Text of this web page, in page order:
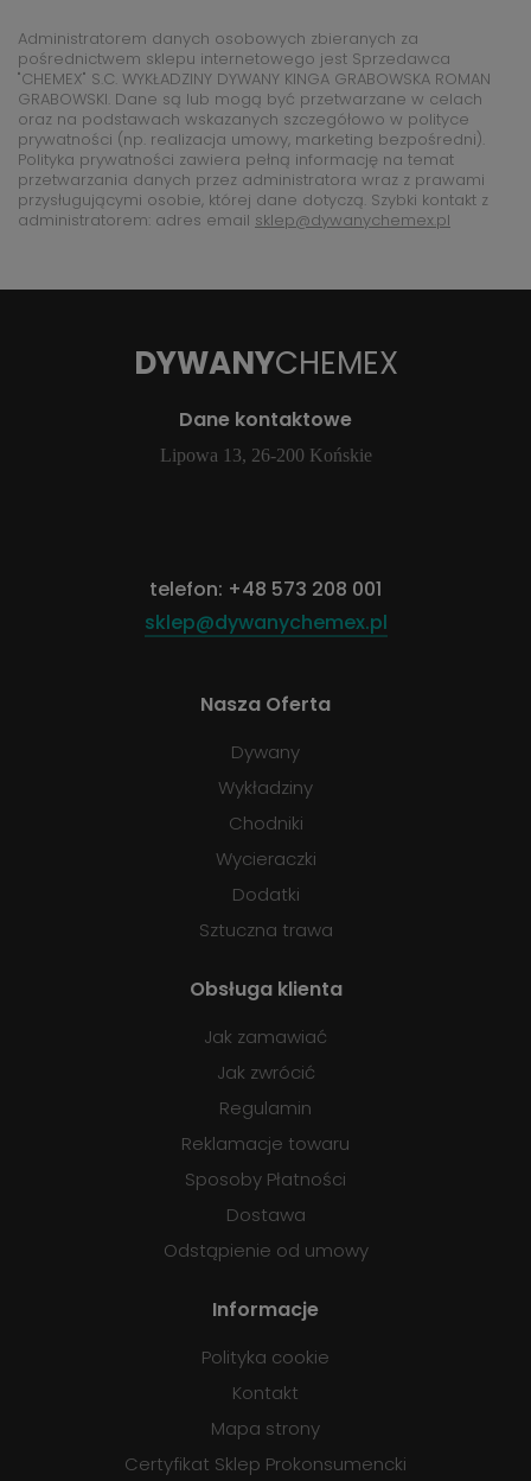
Administratorem danych osobowych zbieranych za
pośrednictwem sklepu internetowego jest Sprzedawca
"CHEMEX" S.C. WYKŁADZINY DYWANY KINGA GRABOWSKA ROMAN
GRABOWSKI. Dane są lub mogą być przetwarzane w celach
oraz na podstawach wskazanych szczegółowo w polityce
prywatności (np. realizacja umowy, marketing bezpośredni).
Polityka prywatności zawiera pełną informację na temat
przetwarzania danych przez administratora wraz z prawami
przysługującymi osobie, której dane dotyczą. Szybki kontakt z
administratorem: adres email sklep@dywanychemex.pl
DYWANYCHEMEX
Dane kontaktowe
Lipowa 13, 26-200 Końskie
telefon: +48 573 208 001
sklep@dywanychemex.pl
Nasza Oferta
Dywany
Wykładziny
Chodniki
Wycieraczki
Dodatki
Sztuczna trawa
Obsługa klienta
Jak zamawiać
Jak zwrócić
Regulamin
Reklamacje towaru
Sposoby Płatności
Dostawa
Odstąpienie od umowy
Informacje
Polityka cookie
Kontakt
Mapa strony
Certyfikat Sklep Prokonsumencki